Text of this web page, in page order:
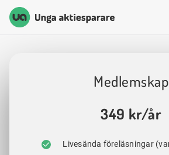
Unga Aktiesparare
Medlemskap
349 kr/år
Livesända föreläsningar